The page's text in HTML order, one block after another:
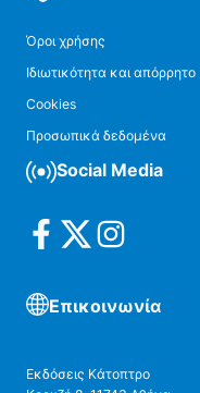
Όροι χρήσης
Ιδιωτικότητα και απόρρητο
Cookies
Προσωπικά δεδομένα
Social Media
Επικοινωνία
Εκδόσεις Κάτοπτρο